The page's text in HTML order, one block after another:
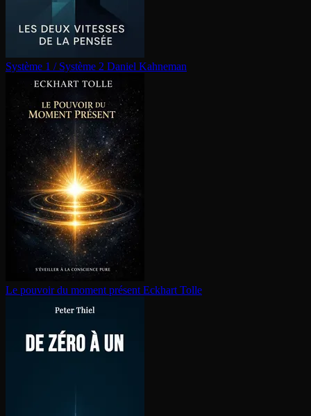
Système 1 / Système 2 Daniel Kahneman
Le pouvoir du moment présent Eckhart Tolle